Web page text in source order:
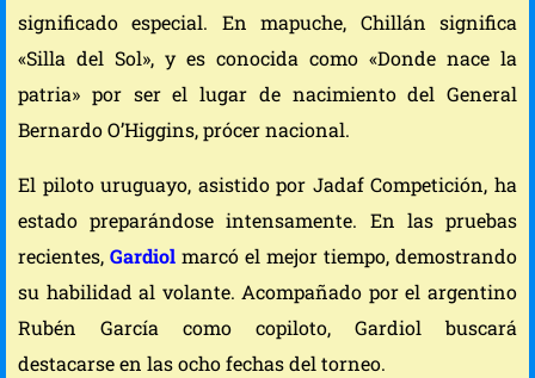
significado especial. En mapuche, Chillán significa
«Silla del Sol», y es conocida como «Donde nace la
patria» por ser el lugar de nacimiento del General
Bernardo O’Higgins, prócer nacional.
El piloto uruguayo, asistido por Jadaf Competición, ha
estado preparándose intensamente. En las pruebas
recientes, Gardiol marcó el mejor tiempo, demostrando
su habilidad al volante. Acompañado por el argentino
Rubén García como copiloto, Gardiol buscará
destacarse en las ocho fechas del torneo.